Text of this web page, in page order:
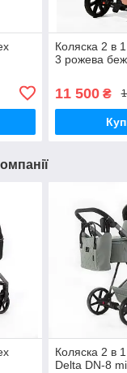
Коляска 2 в
3 рожева
11 500₴
Коляска 2 в
Delta DN-8